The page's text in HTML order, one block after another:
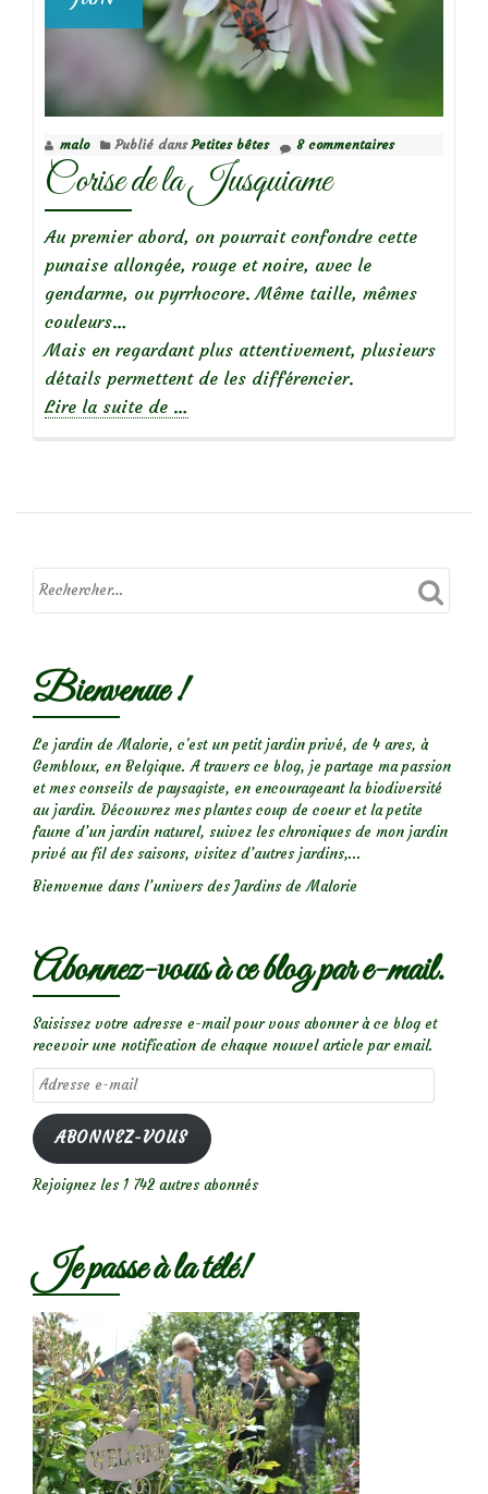
malo Publié dansPetites bêtes 8 commentaires
Corise de la Jusquiame
Au premier abord, on pourrait confondre cette
punaise allongée, rouge et noire, avec le
gendarme, ou pyrrhocore. Même taille, mêmes
couleurs…
Mais en regardant plus attentivement, plusieurs
détails permettent de les différencier.
Lire la suite de
la
…
Bienvenue !
Le jardin de Malorie, c'est un petit jardin privé, de 4 ares, à
Gembloux, en Belgique. A travers ce blog, je partage ma passion
et mes conseils de paysagiste, en encourageant la biodiversité
au jardin. Découvrez mes plantes coup de coeur et la petite
faune d’un jardin naturel, suivez les chroniques de mon jardin
privé au fil des saisons, visitez d’autres jardins,...
Bienvenue dans l’univers des Jardins de Malorie
Abonnez-vous à ce blog par e-mail.
Saisissez votre adresse e-mail pour vous abonner à ce blog et
recevoir une notification de chaque nouvel article par email.
Adresse
e-
mail
ABONNEZ-VOUS
Rejoignez les 1 742 autres abonnés
Je passe à la télé!